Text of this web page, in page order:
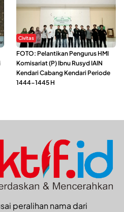
Civitas
FOTO: Pelantikan Pengurus HMI
Komisariat (P) Ibnu Rusyd IAIN
Kendari Cabang Kendari Periode
1444-1445 H
peralihan nama dari